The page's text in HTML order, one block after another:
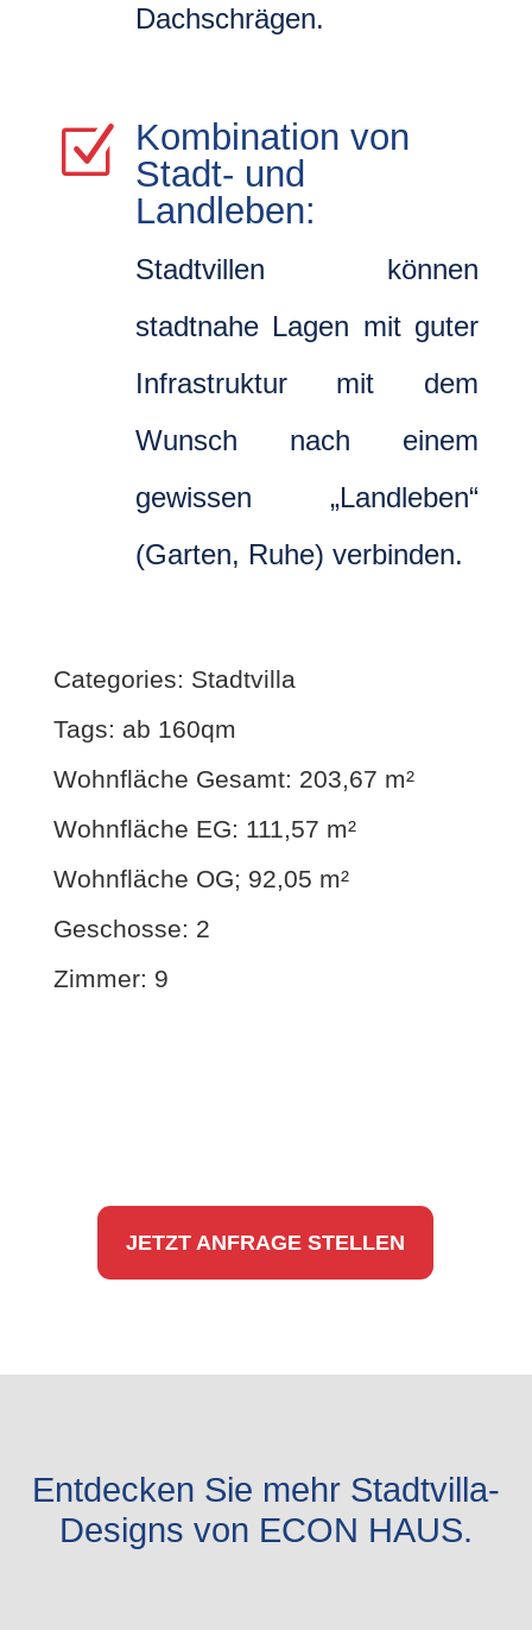
Dachschrägen.
Z Kombination von
Stadt- und
Landleben:
Stadtvillen können
stadtnahe Lagen mit guter
Infrastruktur mit dem
Wunsch nach einem
gewissen „Landleben“
(Garten, Ruhe) verbinden.
Categories: Stadtvilla
Tags: ab 160qm
Wohnfläche Gesamt: 203,67 m²
Wohnfläche EG: 111,57 m²
Wohnfläche OG; 92,05 m²
Geschosse: 2
Zimmer: 9
JETZT ANFRAGE STELLEN
Entdecken Sie mehr Stadtvilla-
Designs von ECON HAUS.